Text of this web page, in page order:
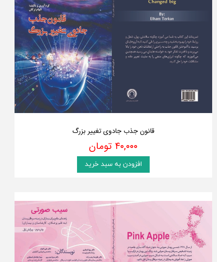
قانون جذب جادوی تغییر بزرگ
۴۰,۰۰۰ تومان
افزودن به سبد خرید